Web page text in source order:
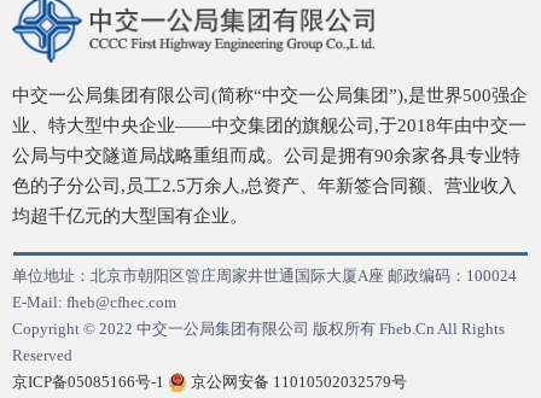
中交一公局集团有限公司(简称“中交一公局集团”),是世界500强企
业、特大型中央企业——中交集团的旗舰公司,于2018年由中交一
公局与中交隧道局战略重组而成。公司是拥有90余家各具专业特
色的子分公司,员工2.5万余人,总资产、年新签合同额、营业收入
均超千亿元的大型国有企业。
单位地址：北京市朝阳区管庄周家井世通国际大厦A座 邮政编码：100024
E-Mail: fheb@cfhec.com
Copyright © 2022 中交一公局集团有限公司 版权所有 Fheb.Cn All Rights
Reserved
京ICP备05085166号-1
京公网安备 11010502032579号